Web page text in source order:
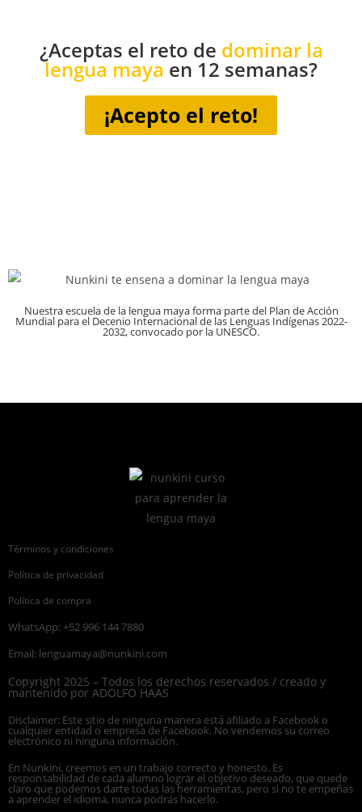
¿Aceptas el reto de dominar la
lengua maya en 12 semanas?
¡Acepto el reto!
Nuestra escuela de la lengua maya forma parte del Plan de Acción
Mundial para el Decenio Internacional de las Lenguas Indígenas 2022-
2032, convocado por la UNESCO.
Términos y condiciones
Política de privacidad
Política de compra
WhatsApp: +52 996 144 7880
Email: lenguamaya@nunkini.com
Copyright 2025 – Todos los derechos reservados / creado y
mantenido por ADOLFO HAAS
Disclaimer: Este sitio de ninguna manera está afiliado a Facebook o
cualquier entidad o empresa de Facebook. No vendemos su correo
electrónico ni ninguna información.
En Nunkiní, creemos en un trabajo correcto y honesto. Es
responsabilidad de cada alumno lograr el objetivo deseado, que quede
claro que podemos darte todas las herramientas, pero si no te empeñas
a aprender el idioma, nunca podrás hacerlo.